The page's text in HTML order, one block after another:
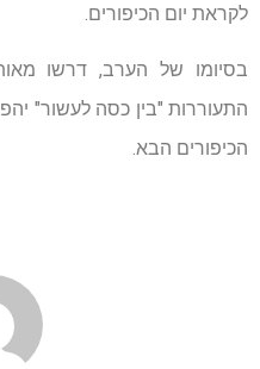
לקראת יום הכיפורים.
בסיומו של הערב, דרשו
התעוררות "בין כסה לעשור"
הכיפורים הבא.